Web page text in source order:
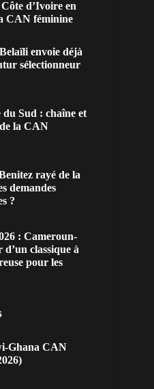
d’Ivoire en
CAN féminine
envoie déjà
sélectionneur
Sud : chaîne et
la CAN
rayé de la
demandes
?
: Cameroun-
classique à
pour les
Ghana CAN